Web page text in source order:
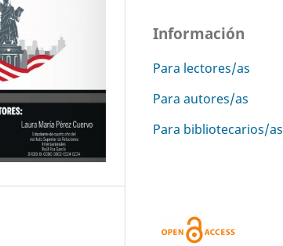
Información
Para lectores/as
Para autores/as
Para bibliotecarios/as